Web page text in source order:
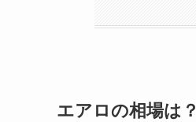
エアロの相場は？